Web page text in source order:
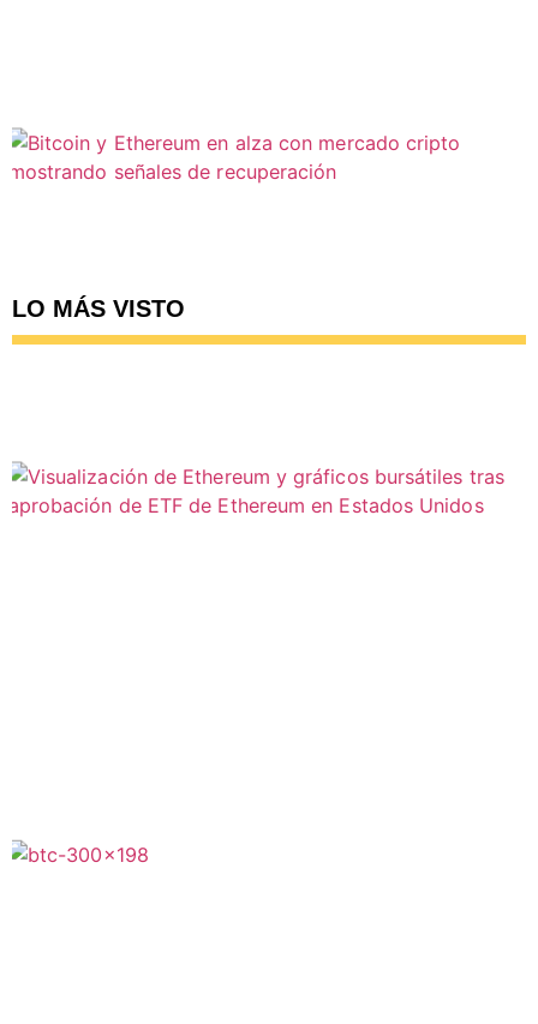
LO MÁS VISTO